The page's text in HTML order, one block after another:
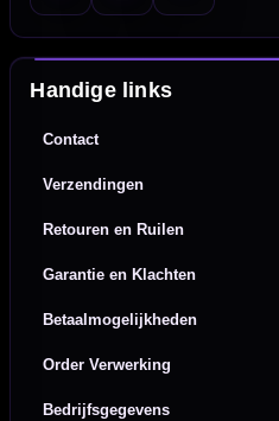
Handige links
Contact
Verzendingen
Retouren en Ruilen
Garantie en Klachten
Betaalmogelijkheden
Order Verwerking
Bedrijfsgegevens